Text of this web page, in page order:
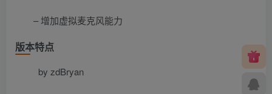
– 增加虚拟麦克风能力
版本特点
by zdBryan